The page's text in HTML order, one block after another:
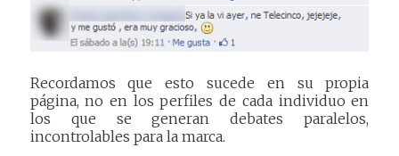
Recordamos que esto sucede en su propia
página, no en los perfiles de cada individuo en
los que se generan debates paralelos,
incontrolables para la marca.